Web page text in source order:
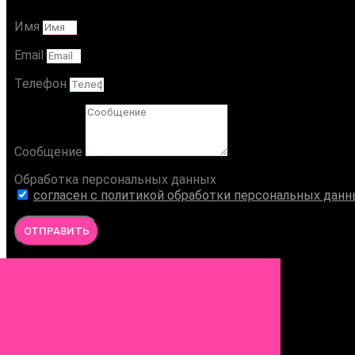
Имя
Email
Телефон
Сообщение
Обработка персональных данных
согласен с политикой обработки персональных
ОТПРАВИТЬ